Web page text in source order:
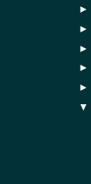
►
►
►
►
►
▼